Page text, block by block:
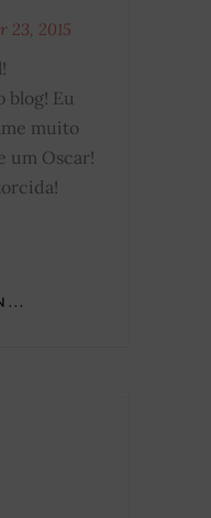
23, 2015
blog! Eu
muito
um Oscar!